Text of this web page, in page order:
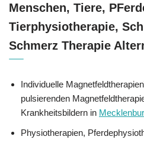
Menschen, Tiere,
Tierphysiotherapie,
Schmerz Therapie
Individuelle
pulsierenden
Krankheitsbildern in
Physiotherapien,